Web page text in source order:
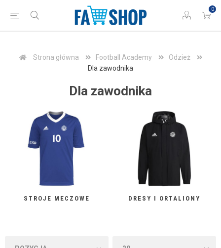
0
Strona główna Football Academy
Odzież
Dla zawodnika
Dla zawodnika
STROJE MECZOWE DRESY I ORTALIONY